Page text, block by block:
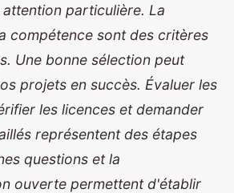
particulière. La
compétence sont des critères
Une bonne sélection peut
projets en succès. Évaluer les
les licences et demander
représentent des étapes
questions et la
ouverte permettent d'établir